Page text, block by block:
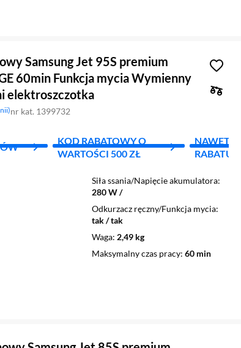
Samsung Jet 95S premium
60min Funkcja mycia Wymienny
elektroszczotka
nr kat. 1399732
KOD RABATOWY O
WARTOŚCI 500 ZŁ
NAWET
RABATU
Siła ssania/Napięcie akumulatora
280 W /
Odkurzacz ręczny/Funkcja mycia
tak / tak
Waga 2,49 kg
Maksymalny czas pracy 60 min